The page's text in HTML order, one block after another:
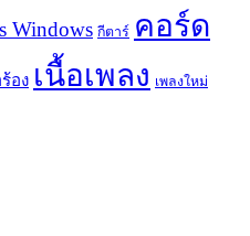
Windows กีตาร์ คอร์ด
อง เนื้อเพลง เพลงใหม่